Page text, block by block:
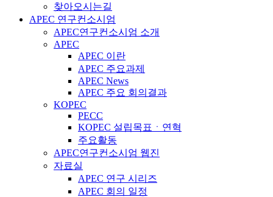
찾아오시는길
APEC 연구컨소시엄
APEC연구컨소시엄 소개
APEC
APEC 이란
APEC 주요과제
APEC News
APEC 주요 회의결과
KOPEC
PECC
KOPEC 설립목표ㆍ연혁
주요활동
APEC연구컨소시엄 웹진
자료실
APEC 연구 시리즈
APEC 회의 일정